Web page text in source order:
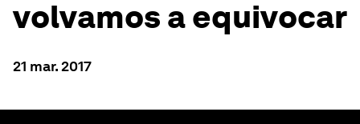
volvamos a equivocar
21 mar. 2017